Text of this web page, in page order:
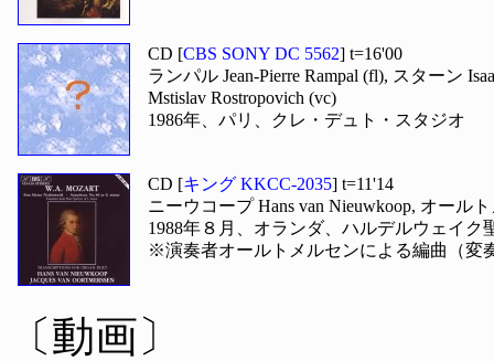
CD [CBS SONY DC 5562] t=16'00
ランパル Jean-Pierre Rampal (fl), スターン
Mstislav Rostropovich (vc)
1986年、パリ、クレ・デュト・スタジオ
CD [キング KKCC-2035] t=11'14
ニーウコープ Hans van Nieuwkoop, オールト
1988年８月、オランダ、ハルデルウェイク
※演奏者オールトメルセンによる編曲（変
〔動画〕